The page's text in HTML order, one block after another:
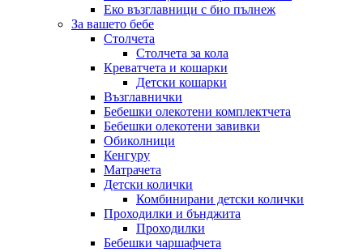
Еко възглавници с био пълнеж
За вашето бебе
Столчета
Столчета за кола
Креватчета и кошарки
Детски кошарки
Възглавнички
Бебешки oлекотени комплектчета
Бебешки олекотени завивки
Обиколници
Кенгуру
Матрачета
Детски колички
Комбинирани детски колички
Проходилки и бънджита
Проходилки
Бебешки чаршафчета